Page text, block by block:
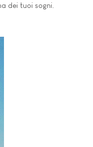
dei tuoi sogni.